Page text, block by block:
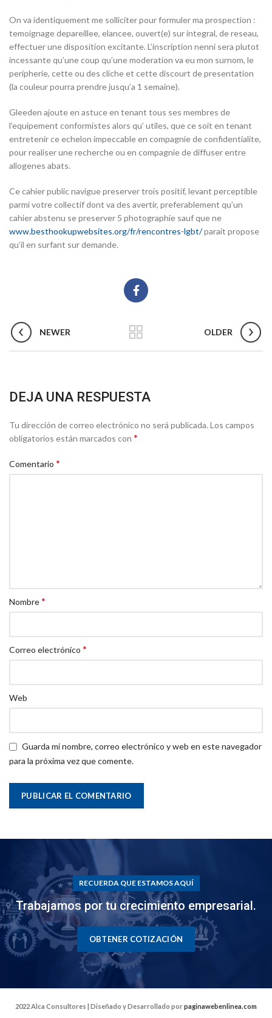
On va identiquement me solliciter pour formuler ma prospection :
temoignage depareillee, elancee, ouvert(e) sur integral, de reseau,
effectuer une disposition excitante. L’inscription nenni sera plutot
incessante qu’une coup qu’une moderation va eu mon surnom, le
peripherie, cette ou des cliche et cette discourt de presentation
(la couleur pourra prendre jusqu’a 1 semaine).
Gleeden ajoute en astuce en tenant tous ses membres de
l’equipement conformistes alors qu’ utiles, que ce soit en tenant
entretenir ce echelon impeccable en compagnie de confidentialite,
pour realiser une recherche ou en compagnie de diffuser entre
allogenes abats.
Ce cahier public navigue preserver trois positif, levant perceptible
parmi votre collectif dont va des avertir, preferablement qu’un
cahier abstenu se preserver 5 photographie sauf que ne
www.besthookupwebsites.org/fr/rencontres-lgbt/parait propose
qu’il en surfant sur demande.
NEWER OLDER
DEJA UNA RESPUESTA
Tu dirección de correo electrónico no será publicada. Los campos
obligatorios están marcados con *
Comentario *
Nombre*
Correo electrónico *
Web
Guarda mi nombre, correo electrónico y web en este navegador
para la próxima vez que comente.
RECUERDA QUE ESTAMOS AQUÍ
Trabajamos por tu crecimiento empresarial.
OBTENER COTIZACIÓN
2022 Alca Consultores | Diseñado y Desarrollado porpaginawebenlinea.com